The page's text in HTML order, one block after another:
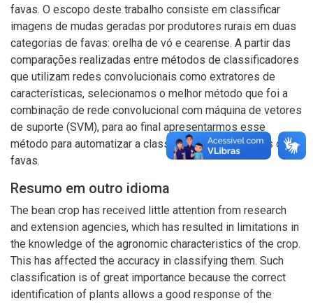
favas. O escopo deste trabalho consiste em classificar
imagens de mudas geradas por produtores rurais em duas
categorias de favas: orelha de vó e cearense. A partir das
comparações realizadas entre métodos de classificadores
que utilizam redes convolucionais como extratores de
características, selecionamos o melhor método que foi a
combinação de rede convolucional com máquina de vetores
de suporte (SVM), para ao final apresentarmos esse
método para automatizar a classificação das imagens de
favas.
Resumo em outro idioma
The bean crop has received little attention from research
and extension agencies, which has resulted in limitations in
the knowledge of the agronomic characteristics of the crop.
This has affected the accuracy in classifying them. Such
classification is of great importance because the correct
identification of plants allows a good response of the